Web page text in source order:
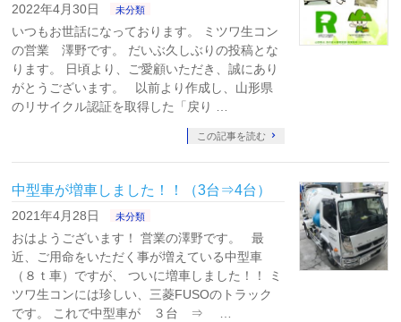
2022年4月30日 未分類
いつもお世話になっております。 ミツワ生コン
の営業 澤野です。 だいぶ久しぶりの投稿とな
ります。 日頃より、ご愛顧いただき、誠にあり
がとうございます。 以前より作成し、山形県
のリサイクル認証を取得した「戻り …
この記事を読む
中型車が増車しました！！（3台⇒4台）
2021年4月28日 未分類
おはようございます！ 営業の澤野です。 最
近、ご用命をいただく事が増えている中型車
（８ｔ車）ですが、 ついに増車しました！！ ミ
ツワ生コンには珍しい、三菱FUSOのトラック
です。 これで中型車が ３台 ⇒ …